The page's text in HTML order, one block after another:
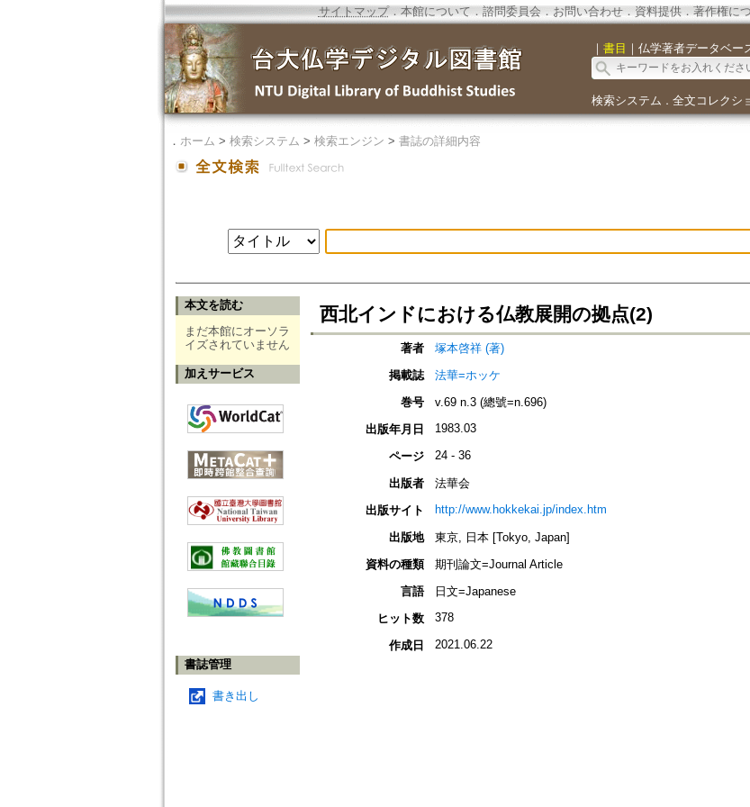
サイトマップ．本館について ． 諮問委員会． お問い合わせ． 資料提供． 著作権に
｜ 書目 ｜ 仏学著者データベー
検索システム ． 全文コレクシ
． ホーム > 検索システム > 検索エンジン > 書誌の詳細内容
本文を読む
まだ本館にオーソラ
イズされていません
加えサービス
書誌管理
書き出し
西北インドにおける仏教展開の拠点(2)
著者
塚本啓祥 (著)
掲載誌
法華=ホッケ
巻号
v.69 n.3 (總號=n.696)
出版年月日
1983.03
ページ 24 - 36
出版者
法華会
出版サイト
http://www.hokkekai.jp/index.htm
出版地
東京, 日本 [Tokyo, Japan]
資料の種類
期刊論文=Journal Article
言語
日文=Japanese
ヒット数
378
作成日 2021.06.22